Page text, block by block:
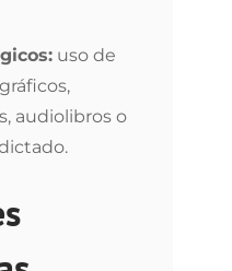
uso de
audiolibros o